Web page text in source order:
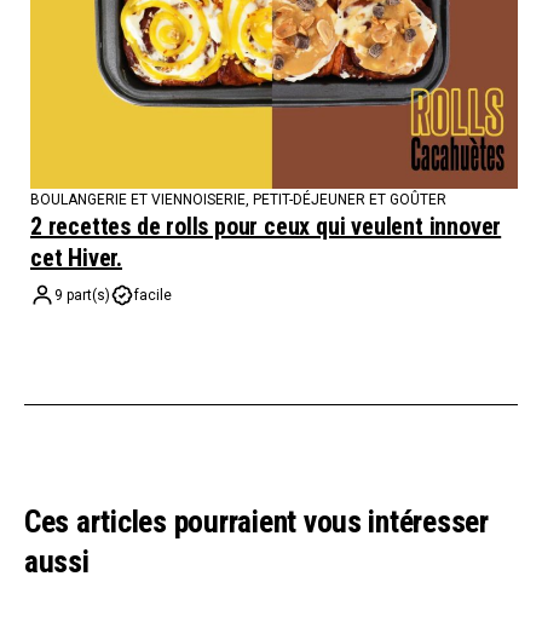
BOULANGERIE ET VIENNOISERIE PETIT-DÉJEUNER ET GOÛTER
2 recettes de rolls pour ceux qui veulent innover
cet Hiver.
9 part(s) facile
Ces articles pourraient vous intéresser
aussi